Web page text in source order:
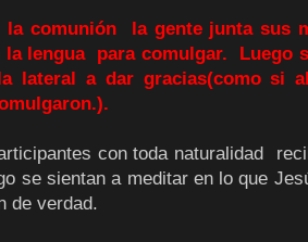
la comunión la gente junta sus
la lengua para comulgar. Luego
lateral a dar gracias(como si
con toda naturalidad
se sientan a meditar en lo que
de verdad.